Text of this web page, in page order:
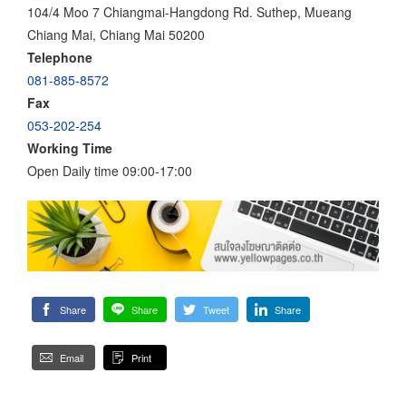
104/4 Moo 7 Chiangmai-Hangdong Rd. Suthep, Mueang
Chiang Mai, Chiang Mai 50200
Telephone
081-885-8572
Fax
053-202-254
Working Time
Open Daily time 09:00-17:00
Share Share Tweet Share
Email Print